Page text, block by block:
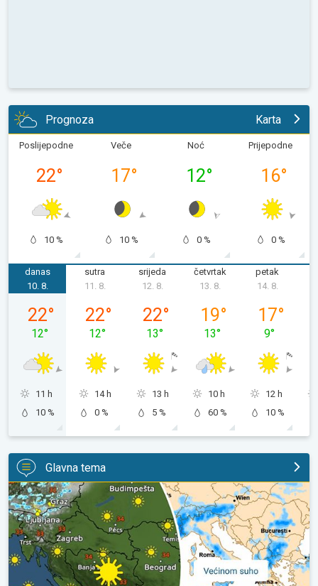
Prognoza Karta
Poslijepodne
22°
10 %
Veče
17°
10 %
Noć
12°
0 %
Prijepodne
16°
0 %
danas
ponedjeljak, 10. 08.
10. 8.
22°
12°
11 h
10 %
sutra
11. 8.
22°
12°
14 h
0 %
srijeda
12. 8.
22°
13°
13 h
5 %
četvrtak
13. 8.
19°
13°
10 h
60 %
petak
14. 8.
17°
9°
12 h
10 %
Glavna tema
Ponavljaju se vrućine. Sušni period?. Ustrajna anticiklona. . .